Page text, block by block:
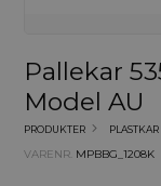
Pallekar
Model AU
PRODUKTER PLASTKAR
VARENR. MPBBG_1208K